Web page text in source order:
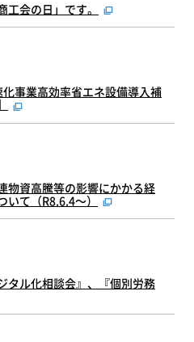
工会の日」です。
事業高効率省エネ設備導入補
物資高騰等の影響にかかる経
て（R8.6.4～）
タル化相談会』、『個別労務